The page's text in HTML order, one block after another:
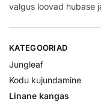
valgus loovad hubase
KATEGOORIAD
Jungleaf
Kodu kujundamine
Linane kangas